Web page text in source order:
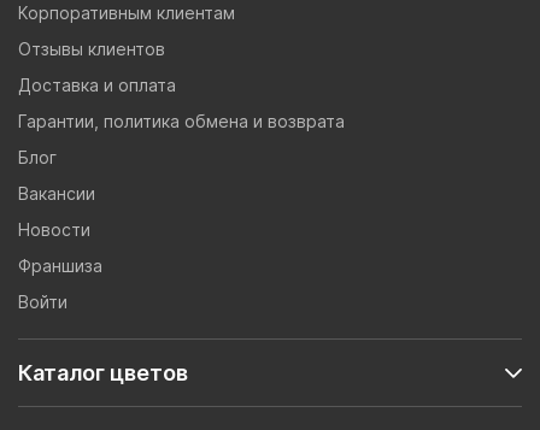
Корпоративным клиентам
Отзывы клиентов
Доставка и оплата
Гарантии, политика обмена и возврата
Блог
Вакансии
Новости
Франшиза
Войти
Каталог цветов